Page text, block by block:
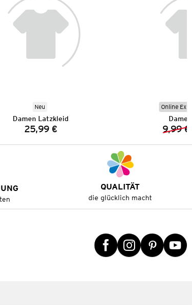
Neu
Damen Latzkleid
Preis:
25,99 €
Online
9,99 €
QUALITÄT
die glücklich macht